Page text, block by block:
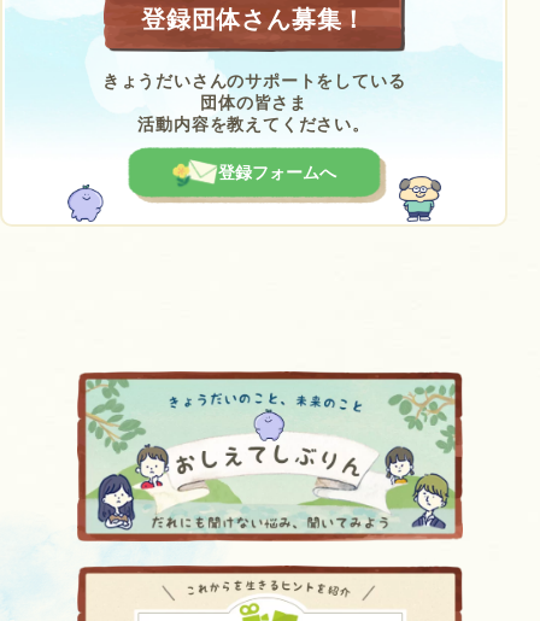
登録団体さん募集！
きょうだいさんのサポートをしている
団体の皆さま
活動内容を教えてください。
登録フォームへ